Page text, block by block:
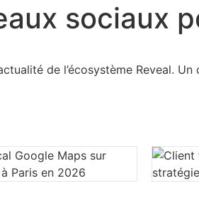
sociaux
de l’écosystème Reveal.